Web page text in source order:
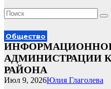
Общество
АДМИНИСТРАЦИИ
РАЙОНА
Юлия Глаголева
Июл 9, 2026